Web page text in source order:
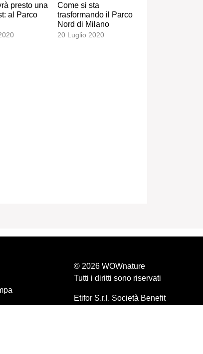
presto una
al Parco
Come si sta
trasformando il Parco
Nord di Milano
20 Luglio 2020
© 2026 WOWnature
Tutti i diritti sono riservati
Etifor S.r.l. Società Benefit